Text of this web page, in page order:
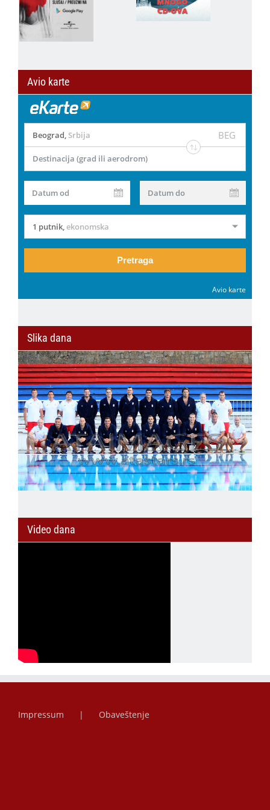
Avio karte
Beograd, Srbija BEG
Destinacija (grad ili aerodrom)
Datum od Datum do
1 putnik,ekonomska
Pretraga
Avio karte
Slika dana
Video dana
Impressum Obaveštenje